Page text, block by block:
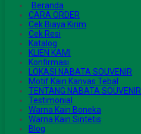
Beranda
CARA ORDER
Cek Biaya Kirim
Cek Resi
Katalog
KLIEN KAMI
Konfirmasi
LOKASI NABATA SOUVENIR
Motif Kain Kanvas Tebal
TENTANG NABATA SOUVENIR
Testimonial
Warna Kain Boneka
Warna Kain Sintetis
Blog